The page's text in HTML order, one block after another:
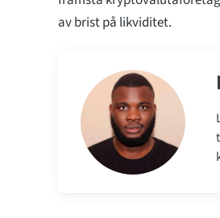
av brist på likviditet.